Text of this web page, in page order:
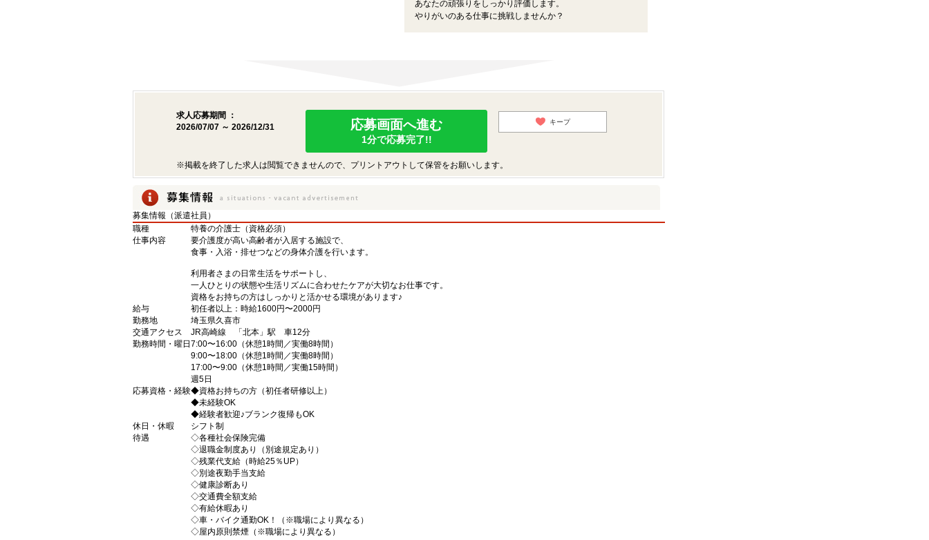
あなたの頑張りをしっかり評価します。
やりがいのある仕事に挑戦しませんか？
求人応募期間 ：
2026/07/07 ～ 2026/12/31
応募画面へ進む
1分で応募完了!!
キープ
※掲載を終了した求人は閲覧できませんので、プリントアウトして保管をお願いします。
募集情報（派遣社員）
職種
特養の介護士（資格必須）
仕事内容
要介護度が高い高齢者が入居する施設で、
食事・入浴・排せつなどの身体介護を行います。
利用者さまの日常生活をサポートし、
一人ひとりの状態や生活リズムに合わせたケアが大切なお仕事です。
資格をお持ちの方はしっかりと活かせる環境があります♪
給与
初任者以上：時給1600円〜2000円
勤務地
埼玉県久喜市
交通アクセス
JR高崎線 「北本」駅 車12分
勤務時間・曜日 7:00〜16:00（休憩1時間／実働8時間）
9:00〜18:00（休憩1時間／実働8時間）
17:00〜9:00（休憩1時間／実働15時間）
週5日
応募資格・経験◆資格お持ちの方（初任者研修以上）
◆未経験OK
◆経験者歓迎♪ブランク復帰もOK
休日・休暇
シフト制
待遇
◇各種社会保険完備
◇退職金制度あり（別途規定あり）
◇残業代支給（時給25％UP）
◇別途夜勤手当支給
◇健康診断あり
◇交通費全額支給
◇有給休暇あり
◇車・バイク通勤OK！（※職場により異なる）
◇屋内原則禁煙（※職場により異なる）